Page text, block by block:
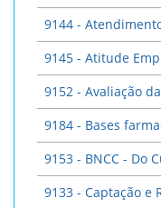
9144 -
9145 - Atitude
9152 - Avaliação
9184 - Bases
9153 - BNCC - Do
9133 - Captação e